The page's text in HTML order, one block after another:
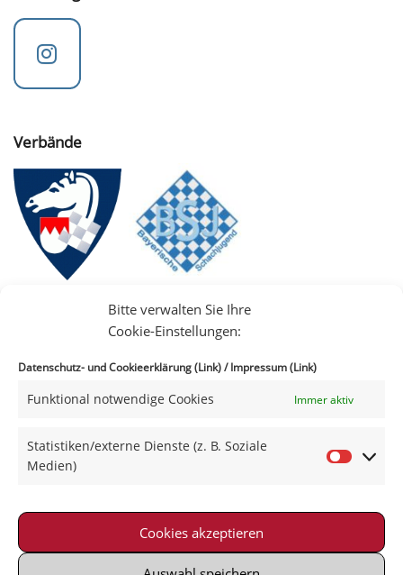
Bitte verwalten Sie Ihre
Cookie-Einstellungen:
Datenschutz- und Cookieerklärung (Link)/Impressum (Link)
Funktional notwendige Cookies Immer aktiv
Statistiken/externe Dienste (z. B. Soziale
Medien)
Cookies akzeptieren
Verbände
|Datenschutz|Kontakt
© 2021-2026 Schachklub Schweinfurt 2000 e. V.